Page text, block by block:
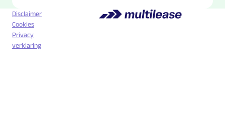
Disclaimer
Cookies
Privacy
verklaring